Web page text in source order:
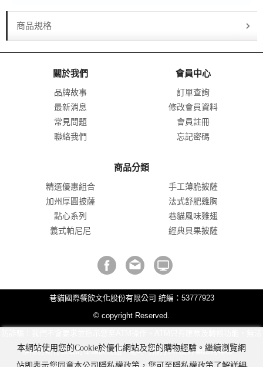
商品規格
關於我們
品牌故事
最新消息
常見問題
聯絡我們
會員中心
訂單查詢
修改會員資料
會員註冊
忘記密碼
商品分類
精選優惠組合
手工薄脆披薩
加州厚圓披薩
法式舒肥雞胸
點心系列
巷貓風味雞翅
義式帕尼尼
經典貝果披薩
巷貓國際餐飲文化股份有限公司 統編：53777923
© copyright Reserved.
解除分期付款或訂單錯誤問題。隨時可撥打165反詐騙諮詢專線。
本網站使用您的Cookie於優化網站及您的購物經驗。繼續瀏覽網